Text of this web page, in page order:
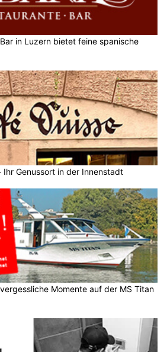
in Luzern bietet feine spanische
Ihr Genussort in der Innenstadt
Momente auf der MS Titan